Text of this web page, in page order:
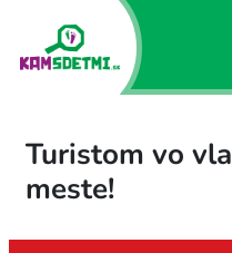
Turistom vo
meste!